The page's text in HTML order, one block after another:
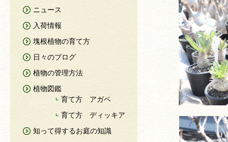
ニュース
入荷情報
塊根植物の育て方
日々のブログ
植物の管理方法
植物図鑑
育て方 アガベ
育て方 ディッキア
知って得するお庭の知識